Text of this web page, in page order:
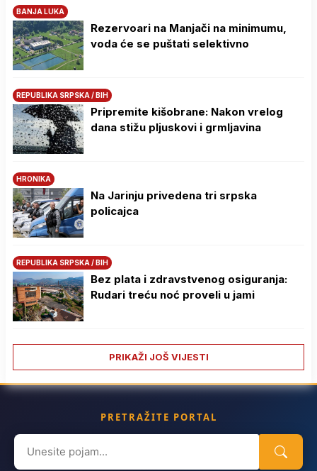
BANJA LUKA
Rezervoari na Manjači na minimumu,
voda će se puštati selektivno
REPUBLIKA SRPSKA / BIH
Pripremite kišobrane: Nakon vrelog
dana stižu pljuskovi i grmljavina
HRONIKA
Na Јarinju privedena tri srpska
policajca
REPUBLIKA SRPSKA / BIH
Bez plata i zdravstvenog osiguranja:
Rudari treću noć proveli u jami
PRIKAŽI JOŠ VIJESTI
PRETRAŽITE PORTAL
Search
for: